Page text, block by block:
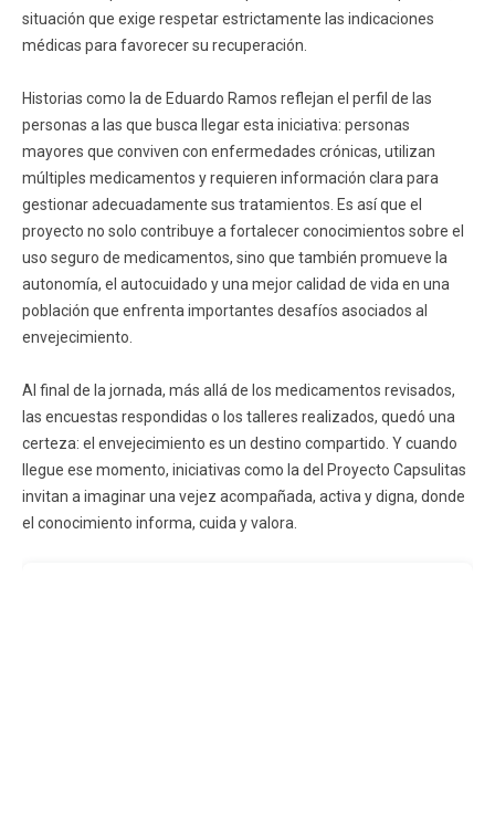
situación que exige respetar estrictamente las indicaciones
médicas para favorecer su recuperación.
Historias como la de Eduardo Ramos reflejan el perfil de las
personas a las que busca llegar esta iniciativa: personas
mayores que conviven con enfermedades crónicas, utilizan
múltiples medicamentos y requieren información clara para
gestionar adecuadamente sus tratamientos. Es así que el
proyecto no solo contribuye a fortalecer conocimientos sobre el
uso seguro de medicamentos, sino que también promueve la
autonomía, el autocuidado y una mejor calidad de vida en una
población que enfrenta importantes desafíos asociados al
envejecimiento.
Al final de la jornada, más allá de los medicamentos revisados,
las encuestas respondidas o los talleres realizados, quedó una
certeza: el envejecimiento es un destino compartido. Y cuando
llegue ese momento, iniciativas como la del Proyecto Capsulitas
invitan a imaginar una vejez acompañada, activa y digna, donde
el conocimiento informa, cuida y valora.